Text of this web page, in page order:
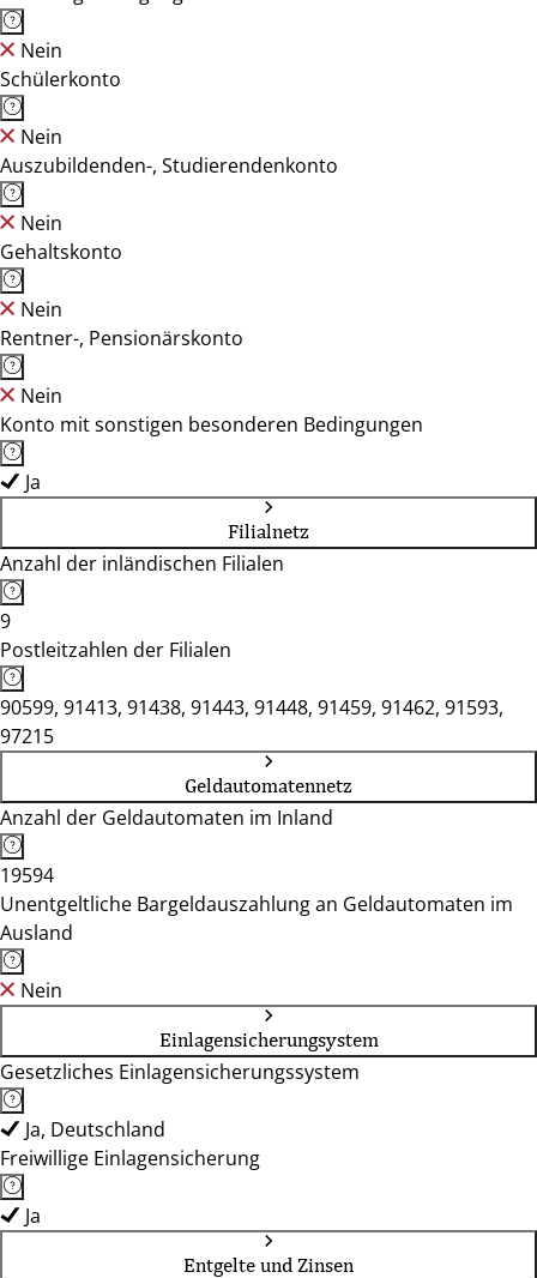
Nein
Schülerkonto
Nein
Auszubildenden-, Studierendenkonto
Nein
Gehaltskonto
Nein
Rentner-, Pensionärskonto
Nein
Konto mit sonstigen besonderen Bedingungen
Ja
Filialnetz
Anzahl der inländischen Filialen
9
Postleitzahlen der Filialen
90599, 91413, 91438, 91443, 91448, 91459, 91462, 91593,
97215
Geldautomatennetz
Anzahl der Geldautomaten im Inland
19594
Unentgeltliche Bargeldauszahlung an Geldautomaten im
Ausland
Nein
Einlagensicherungsystem
Gesetzliches Einlagensicherungssystem
Ja, Deutschland
Freiwillige Einlagensicherung
Ja
Entgelte und Zinsen